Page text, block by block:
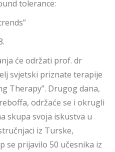
tolerance:
će održati prof. dr
svjetski priznate terapije
Therapy”. Drugog dana,
održaće se i okrugli
skupa svoja iskustva u
iz Turske,
se prijavilo 50 učesnika iz